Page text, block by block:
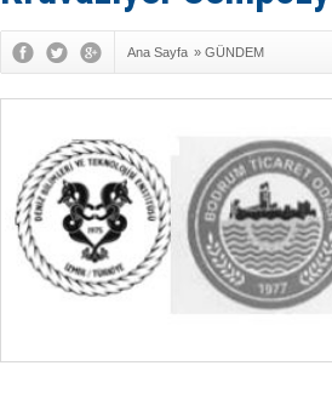
Ana Sayfa » GÜNDEM